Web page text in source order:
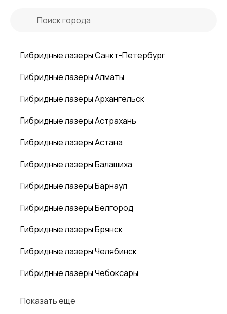
Гибридные лазеры Санкт-Петербург
Гибридные лазеры Алматы
Гибридные лазеры Архангельск
Гибридные лазеры Астрахань
Гибридные лазеры Астана
Гибридные лазеры Балашиха
Гибридные лазеры Барнаул
Гибридные лазеры Белгород
Гибридные лазеры Брянск
Гибридные лазеры Челябинск
Гибридные лазеры Чебоксары
Показать еще